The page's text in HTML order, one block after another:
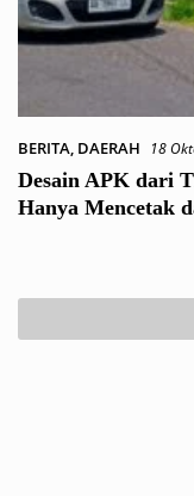
BERITA, DAERAH 18
Desain APK dari Tim
Hanya Mencetak